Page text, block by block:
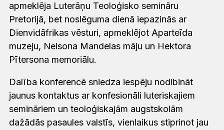
apmeklēja Luterāņu Teoloģisko semināru
Pretorijā, bet noslēguma dienā iepazinās ar
Dienvidāfrikas vēsturi, apmeklējot Aparteīda
muzeju, Nelsona Mandelas māju un Hektora
Pītersona memoriālu.
Dalība konferencē sniedza iespēju nodibināt
jaunus kontaktus ar konfesionāli luteriskajiem
semināriem un teoloģiskajām augstskolām
dažādās pasaules valstīs, vienlaikus stiprinot jau